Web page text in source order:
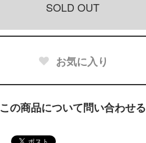
SOLD OUT
お気に入り
この商品について問い合わせる